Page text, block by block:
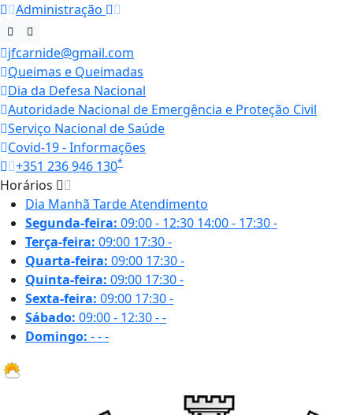
Administração
jfcarnide@gmail.com
Queimas e Queimadas
Dia da Defesa Nacional
Autoridade Nacional de Emergência e Proteção Civil
Serviço Nacional de Saúde
Covid-19 - Informações
+351 236 946 130*
Horários
Dia Manhã TardeAtendimento
Segunda-feira: 09:00 - 12:30 14:00 - 17:30-
Terça-feira: 09:00 17:30-
Quarta-feira: 09:00 17:30-
Quinta-feira: 09:00 17:30-
Sexta-feira: 09:00 17:30-
Sábado: 09:00 - 12:30--
Domingo: ---